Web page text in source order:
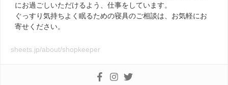
にお過ごしいただけるよう、仕事をしています。
ぐっすり気持ちよく眠るための寝具のご相談は、お気軽にお
寄せください。
sheets.jp/about/shopkeeper